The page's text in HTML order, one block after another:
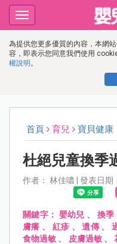
為提供您更多優質的內容，本網
容，即表示您同意我們使用
權說明 。
Toggle
navigation
首頁 育兒 寶貝健康
杜絕兒童換季
作者： 林佳噥 | 發表日
關鍵字： 嬰幼兒 、 換季
膚癢 、 紅疹 、遺傳、
食物過敏 、 皮膚過敏 、